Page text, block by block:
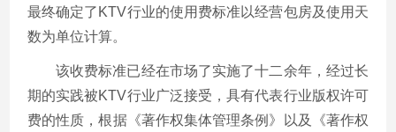
最终确定了KTV行业的使用费标准以经营包房及使用天
数为单位计算。
该收费标准已经在市场了实施了十二余年，经过长
期的实践被KTV行业广泛接受，具有代表行业版权许可
费的性质，根据《著作权集体管理条例》以及《著作权